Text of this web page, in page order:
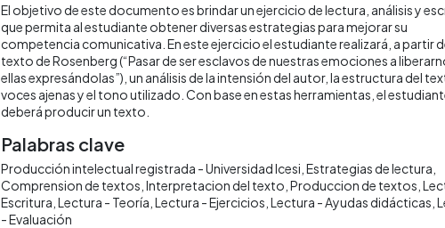
El objetivo de este documento es brindar un ejercicio de lectura, análisis y
que permita al estudiante obtener diversas estrategias para mejorar su
competencia comunicativa. En este ejercicio el estudiante realizará, a partir
texto de Rosenberg (“Pasar de ser esclavos de nuestras emociones a
ellas expresándolas”), un análisis de la intensión del autor, la estructura del
voces ajenas y el tono utilizado. Con base en estas herramientas, el
deberá producir un texto.
Palabras clave
Producción intelectual registrada - Universidad Icesi Estrategias de lectura
Comprension de textos Interpretacion del texto Produccion de textos
Escritura Lectura - Teoría Lectura - Ejercicios Lectura - Ayudas didácticas
- Evaluación